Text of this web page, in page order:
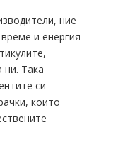
ние
и енергия
Така
си
които